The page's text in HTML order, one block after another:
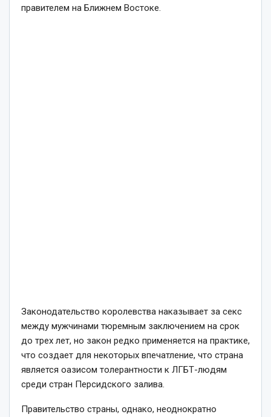
правителем на Ближнем Востоке.
Законодательство королевства наказывает за секс
между мужчинами тюремным заключением на срок
до трех лет, но закон редко применяется на практике,
что создает для некоторых впечатление, что страна
является оазисом толерантности к ЛГБТ-людям
среди стран Персидского залива.
Правительство страны, однако, неоднократно